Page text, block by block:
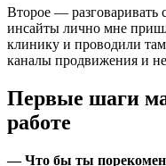
Второе —
инсайты лично мне
клинику и проводили
каналы продвижения и не
Первые шаги
работе
— Что бы ты